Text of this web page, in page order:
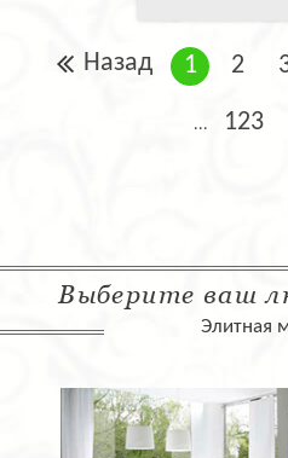
Назад 1 2
... 123
Выберите ваш
Элитная